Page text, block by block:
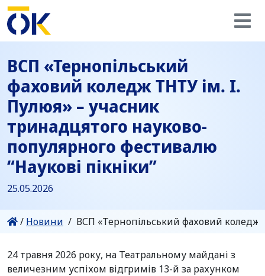
ВСП «Тернопільський
фаховий коледж ТНТУ ім. І.
Пулюя» – учасник
тринадцятого науково-
популярного фестивалю
“Наукові пікніки”
25.05.2026
/ Новини / ВСП «Тернопільський фаховий коледж
24 травня 2026 року, на Театральному майдані з
величезним успіхом відгримів 13-й за рахунком